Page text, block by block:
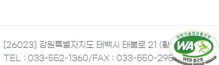
[26023] 강원특별자치도 태백시 태붐로 21 (황지동)
TEL : 033-552-1360/FAX : 033-550-2951